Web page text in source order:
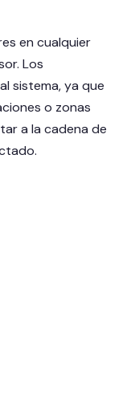
en cualquier
Los
sistema, ya que
o zonas
a la cadena de